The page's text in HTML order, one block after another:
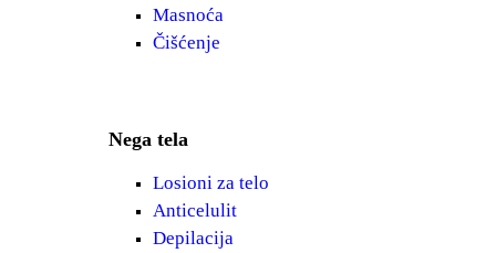
Masnoća
Čišćenje
Nega tela
Losioni za telo
Anticelulit
Depilacija